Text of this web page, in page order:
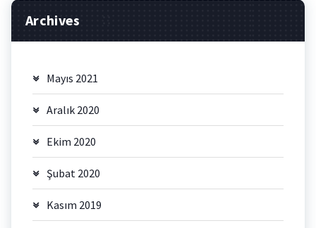
Archives
Mayıs 2021
Aralık 2020
Ekim 2020
Şubat 2020
Kasım 2019